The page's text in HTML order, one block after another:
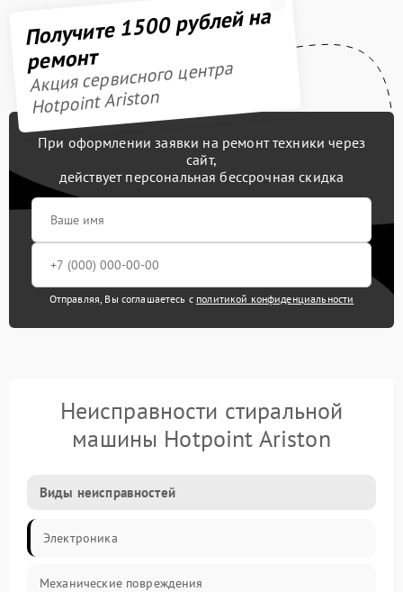
Получите 1500 рублей на
ремонт
Акция сервисного центра
Hotpoint Ariston
При оформлении заявки на ремонт техники через
сайт,
действует персональная бессрочная скидка
Отправляя, Вы соглашаетесь с политикой конфиденциальности
Неисправности стиральной
машины Hotpoint Ariston
Виды неисправностей
Электроника
Механические повреждения